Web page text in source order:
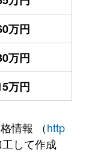
万円
万円
万円
情報 （http
して作成